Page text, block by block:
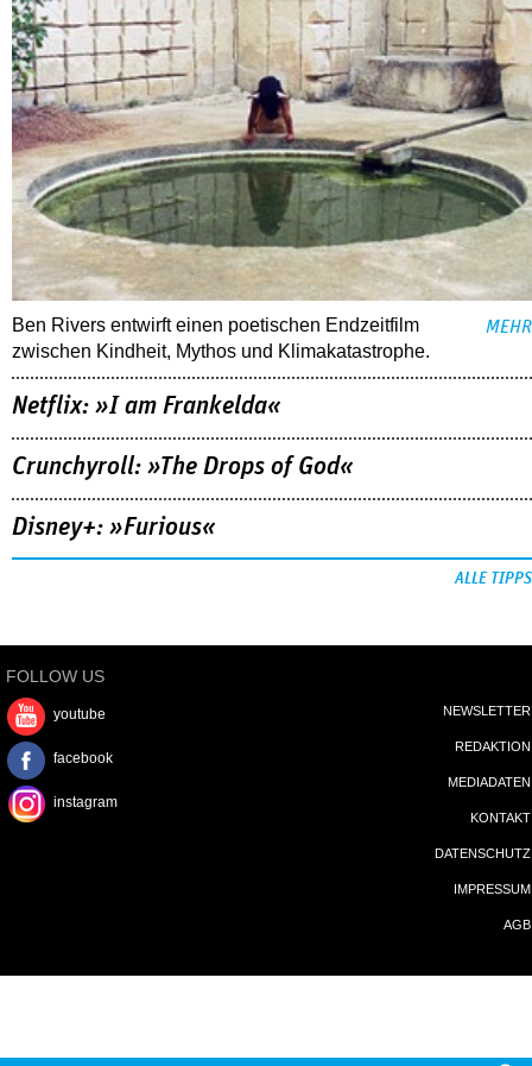
Ben Rivers entwirft einen poetischen Endzeitfilm
zwischen Kindheit, Mythos und Klimakatastrophe.
MEHR
Netflix: »I am Frankelda«
Crunchyroll: »The Drops of God«
Disney+: »Furious«
ALLE TIPPS
FOLLOW US
youtube
facebook
instagram
NEWSLETTER
REDAKTION
MEDIADATEN
KONTAKT
DATENSCHUTZ
IMPRESSUM
AGB